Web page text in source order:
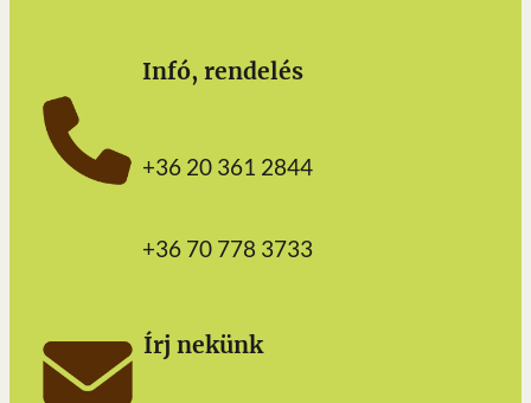
Infó, rendelés
+36 20 361 2844
+36 70 778 3733
Írj nekünk